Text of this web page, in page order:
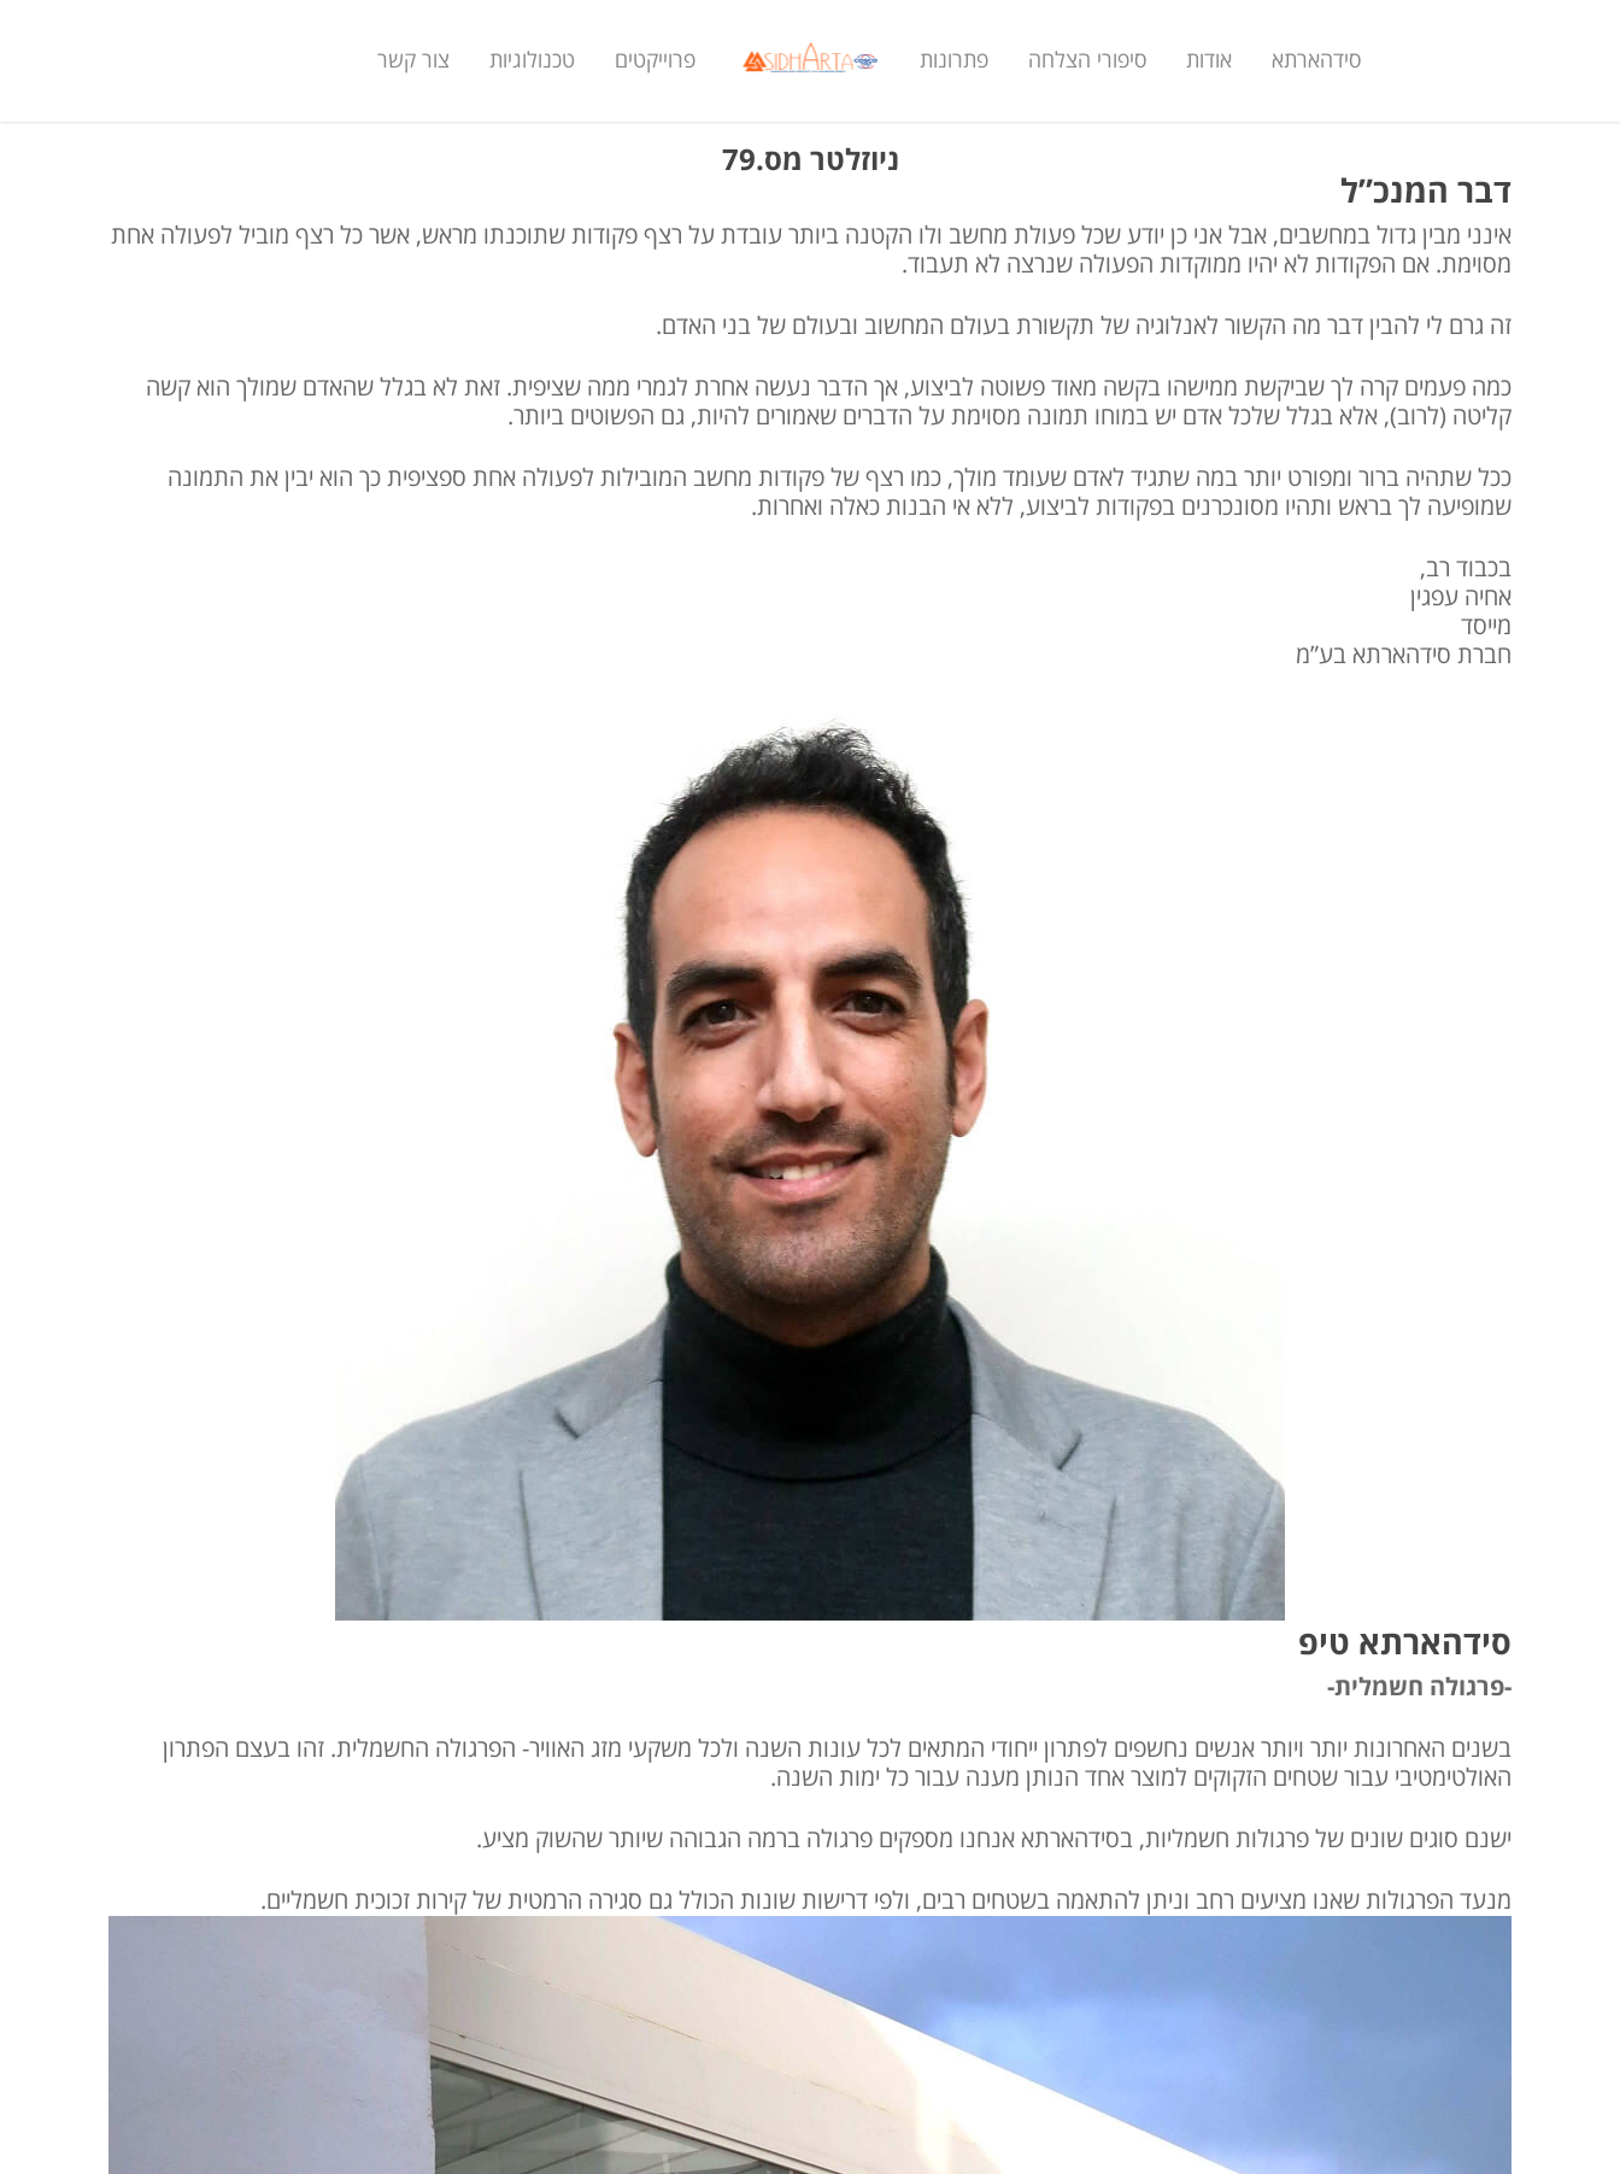
צור קשר טכנולוגיות פרוייקטים פתרונות סיפורי הצלחה אודות סידהארתא
ניוזלטר מס.79
דבר המנכ”ל
אינני מבין גדול במחשבים, אבל אני כן יודע שכל פעולת מחשב ולו הקטנה ביותר עובדת על רצף פקודות שתוכנתו מראש, אשר כל רצף מוביל לפעולה אחת
מסוימת. אם הפקודות לא יהיו ממוקדות הפעולה שנרצה לא תעבוד.
זה גרם לי להבין דבר מה הקשור לאנלוגיה של תקשורת בעולם המחשוב ובעולם של בני האדם.
כמה פעמים קרה לך שביקשת ממישהו בקשה מאוד פשוטה לביצוע, אך הדבר נעשה אחרת לגמרי ממה שציפית. זאת לא בגלל שהאדם שמולך הוא קשה
קליטה (לרוב), אלא בגלל שלכל אדם יש במוחו תמונה מסוימת על הדברים שאמורים להיות, גם הפשוטים ביותר.
ככל שתהיה ברור ומפורט יותר במה שתגיד לאדם שעומד מולך, כמו רצף של פקודות מחשב המובילות לפעולה אחת ספציפית כך הוא יבין את התמונה
שמופיעה לך בראש ותהיו מסונכרנים בפקודות לביצוע, ללא אי הבנות כאלה ואחרות.
בכבוד רב,
אחיה עפגין
מייסד
חברת סידהארתא בע”מ
סידהארתא טיפ
-פרגולה חשמלית-
בשנים האחרונות יותר ויותר אנשים נחשפים לפתרון ייחודי המתאים לכל עונות השנה ולכל משקעי מזג האוויר- הפרגולה החשמלית. זהו בעצם הפתרון
האולטימטיבי עבור שטחים הזקוקים למוצר אחד הנותן מענה עבור כל ימות השנה.
ישנם סוגים שונים של פרגולות חשמליות, בסידהארתא אנחנו מספקים פרגולה ברמה הגבוהה שיותר שהשוק מציע.
מנעד הפרגולות שאנו מציעים רחב וניתן להתאמה בשטחים רבים, ולפי דרישות שונות הכולל גם סגירה הרמטית של קירות זכוכית חשמליים.